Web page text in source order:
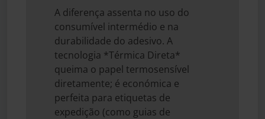
A diferença assenta no uso do
consumível intermédio e na
durabilidade do adesivo. A
tecnologia *Térmica Direta*
queima o papel termosensível
diretamente; é económica e
perfeita para etiquetas de
expedição (como guias de